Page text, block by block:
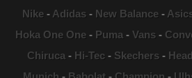
Nike- Adidas- New Balance-
Hoka One One - Puma - Vans -
Chiruca - Hi-Tec - Skechers - Head